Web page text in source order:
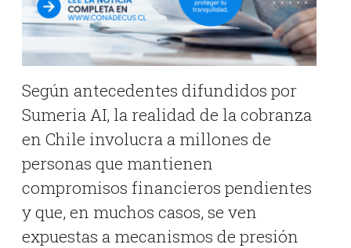
Según antecedentes difundidos por
Sumeria AI, la realidad de la cobranza
en Chile involucra a millones de
personas que mantienen
compromisos financieros pendientes
y que, en muchos casos, se ven
expuestas a mecanismos de presión